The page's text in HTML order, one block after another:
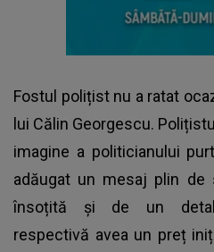
Fostul polițist nu a ratat
lui Călin Georgescu.
imagine a politicianului
adăugat un mesaj plin de
însoțită și de un
respectivă avea un preț